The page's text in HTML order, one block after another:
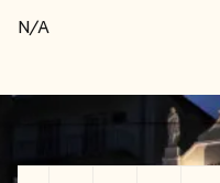
N/A